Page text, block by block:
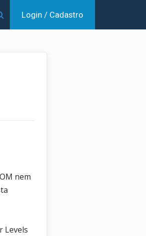
Login / Cadastro
nem
Levels